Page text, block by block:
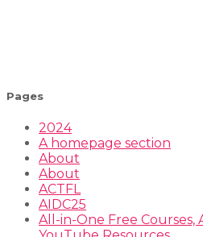
Pages
2024
A homepage section
About
About
ACTFL
AIDC25
All-in-One Free Courses,